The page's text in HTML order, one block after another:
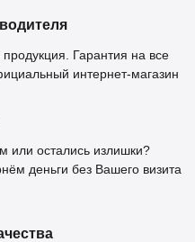
Гарантия на все
интернет-магазин
или остались излишки?
деньги без Вашего визита